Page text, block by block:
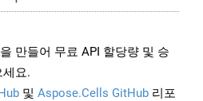
만들어 무료 API 할당량 및 승
요.
및 Aspose.Cells GitHub 리포